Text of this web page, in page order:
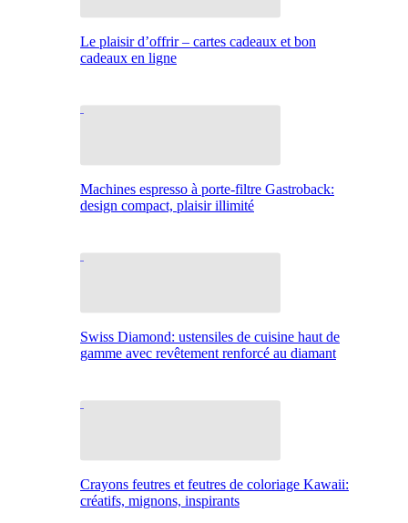
Le plaisir d’offrir – cartes cadeaux et bon
cadeaux en ligne
Machines espresso à porte-filtre Gastroback:
design compact, plaisir illimité
Swiss Diamond: ustensiles de cuisine haut de
gamme avec revêtement renforcé au diamant
Crayons feutres et feutres de coloriage Kawaii:
créatifs, mignons, inspirants